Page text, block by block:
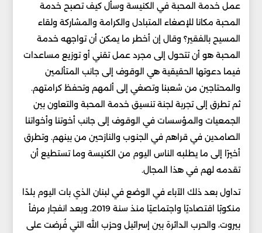
عمل خدمة المحبة في الكنيسة وسأل كيف تصبح خدمة
المحبة مكانا للإصغاء المتبادل والكرامة والمشاركة ولقاء
المسيح بالفقير؟ وقال إن أخطر ما يمكن أن تواجهه خدمة
المحبة هو أن تتحول إلى مجرد عمل تقني أو توزيع مساعدات
فيما دعوتها الحقيقية هي الوقوف إلى جانب المتألمين
والمحتاجين من شعبنا وتصغي إلى ألمهم وتحفظ كرامتهم.
ثم تطرق إلى تجربة لجنة تنسيق خدمة المحبة والتعاون بين
الجمعيات والمؤسسات في الوقوف إلى جانب أخوتنا وأخواتنا
الصامدين في قراهم في الجنوب والنازحين من بينهم. وتطرق
أخيرًا إلى ما يطلبه الناس اليوم من الكنيسة وما تستطيع أن
تقدمه لهم في هذا المجال.
تداول بعد ذلك الآباء في الوضع في لبنان الذي بات اليوم بلدًا
منكوبًا اقتصاديًا واجتماعيًا منذ سنة 2019، وبعد انفجار مرفأ
بيروت، والحرب الدائرة بين إسرائيل وحزب الله التي فُرضت على